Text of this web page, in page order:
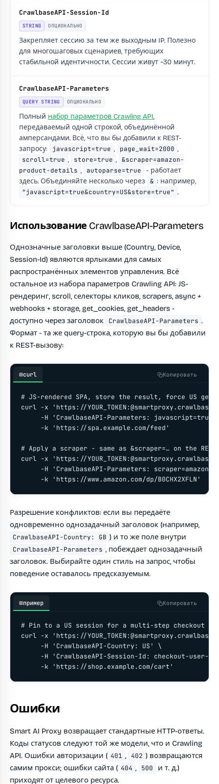
CrawlbaseAPI-Session-Id
STRING ОПЦИОНАЛЬНО
Закрепляет сессию за тем же выходным IP. Полезно
для многошаговых сценариев, требующих
стабильной идентичности. Сессии живут ~30 минут.
CrawlbaseAPI-Parameters
QUERY STRING ОПЦИОНАЛЬНО
Полный набор параметров Crawling API,
передаваемый одной строкой, объединённой
амперсандами. Всё, что вы бы добавили к REST-
запросу:
javascript=true , page_wait=2000 ,
scroll=true , store=true , &scraper=amazon-
product-details , autoparse=true
- работает
здесь. Объединяйте несколько через & : например,
"javascript=true&country=US&store=true" .
Использование CrawlbaseAPI-Parameters
Однозначные заголовки выше (Country, Device,
Session-Id) являются ярлыками для самых
распространённых элементов управления. Всё
остальное из набора параметров Crawling API: JS-
рендеринг, scroll, селекторы кликов, scrapers, async +
webhooks + storage, get_cookies, get_headers -
доступно через заголовок
CrawlbaseAPI-Parameters .
Формат - та же query-строка, которую вы бы добавили
к REST-вызову:
curl Копировать
# JS-rendered SPA, store the result, force US geo
curl -x 'https://
-H 'CrawlbaseAPI-Parameters:
     -k 'https://spa.example.com/feed'
# Apply a scraper - same as &scraper=… on the
curl -x 'https://
-H 'CrawlbaseAPI-Parameters: scraper=amazon-
     -k 'https://www.amazon.com/dp/B0CHX2XFLN'
Разрешение конфликтов: если вы передаёте
одновременно однозадачный заголовок (например,
CrawlbaseAPI-Country: GB ) и то же поле внутри
CrawlbaseAPI-Parameters , побеждает однозадачный
заголовок. Выбирайте один стиль на запрос, чтобы
поведение оставалось предсказуемым.
пример Копировать
# Pin to a US session for a multi-step checkout
curl -x 'https://
     -H 'CrawlbaseAPI-Country: US' \
-H 'CrawlbaseAPI-Session-Id: checkout-user-
     -k 'https://shop.example.com/cart'
Ошибки
Smart AI Proxy возвращает стандартные HTTP-ответы.
Коды статусов следуют той же модели, что и Crawling
API. Ошибки авторизации ( 401 , 402 ) возвращаются
самим прокси; ошибки сайта ( 404 , 500
и т. д.)
приходят от целевого ресурса.